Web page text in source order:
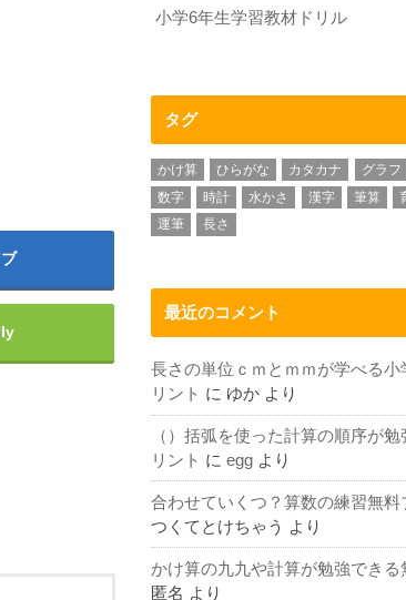
小学6年生学習教材ドリル
タグ
かけ算 ひらがな カタカナ グラフ
数字
時計 水かさ 漢字 筆算
運筆
長さ
最近のコメント
長さの単位ｃｍとｍｍが学べる小
リント に ゆか より
（）括弧を使った計算の順序が
リント に egg より
合わせていくつ？算数の練習無料
つくてとけちゃう
より
かけ算の九九や計算が勉強できる
匿名 より